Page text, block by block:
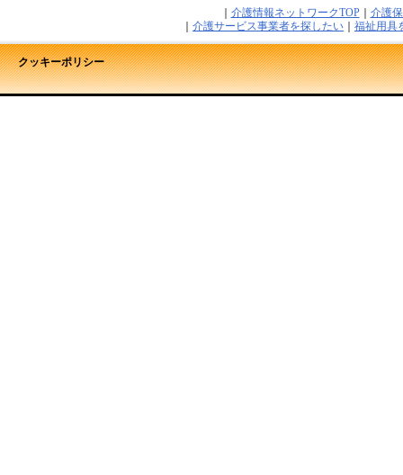
介護情報ネットワークTOP｜ 介護
介護サービス事業者を探したい 福祉用具
クッキーポリシー